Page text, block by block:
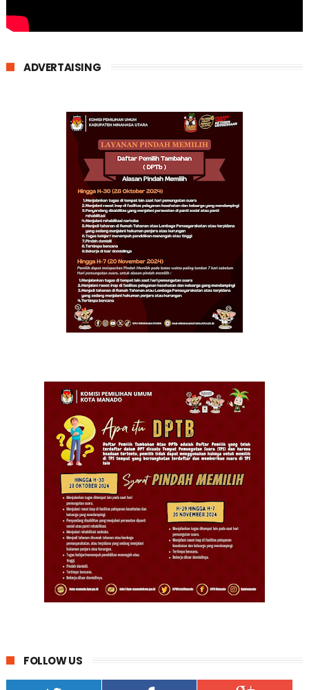
ADVERTAISING
FOLLOW US